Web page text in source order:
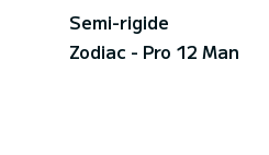
Semi-rigide
Zodiac - Pro 12 Man